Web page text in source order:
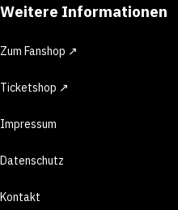
Weitere Informationen
Zum Fanshop ↗
Ticketshop ↗
Impressum
Datenschutz
Kontakt